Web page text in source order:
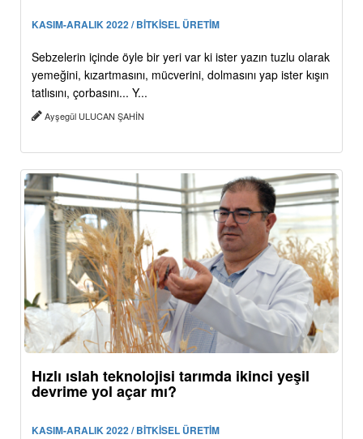
KASIM-ARALIK 2022 / BİTKİSEL ÜRETİM
Sebzelerin içinde öyle bir yeri var ki ister yazın tuzlu olarak
yemeğini, kızartmasını, mücverini, dolmasını yap ister kışın
tatlısını, çorbasını... Y...
Ayşegül ULUCAN ŞAHİN
Hızlı ıslah teknolojisi tarımda ikinci yeşil
devrime yol açar mı?
KASIM-ARALIK 2022 / BİTKİSEL ÜRETİM